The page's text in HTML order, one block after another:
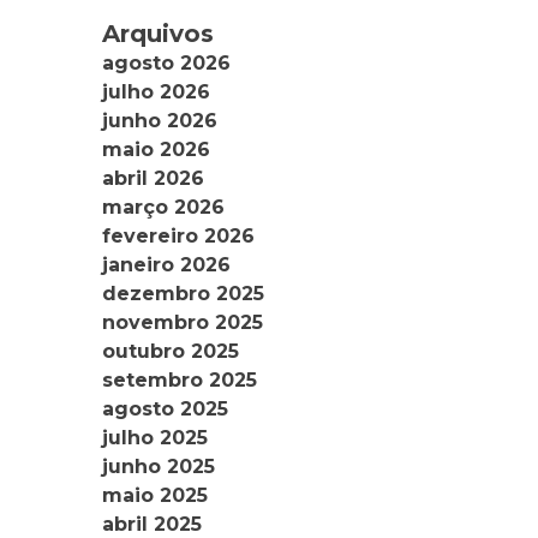
Arquivos
agosto 2026
julho 2026
junho 2026
maio 2026
abril 2026
março 2026
fevereiro 2026
janeiro 2026
dezembro 2025
novembro 2025
outubro 2025
setembro 2025
agosto 2025
julho 2025
junho 2025
maio 2025
abril 2025